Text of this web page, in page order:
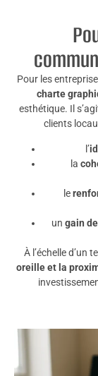
Pour les
charte
esthétique. Il
clients
l’
la
le
un gain
À l’échelle d’un
oreille et la